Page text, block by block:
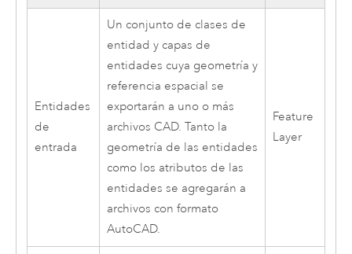
Entidades
de
entrada
Un conjunto de clases de
entidad y capas de
entidades cuya geometría y
referencia espacial se
exportarán a uno o más
archivos CAD. Tanto la
geometría de las entidades
como los atributos de las
entidades se agregarán a
archivos con formato
AutoCAD.
Feature
Layer